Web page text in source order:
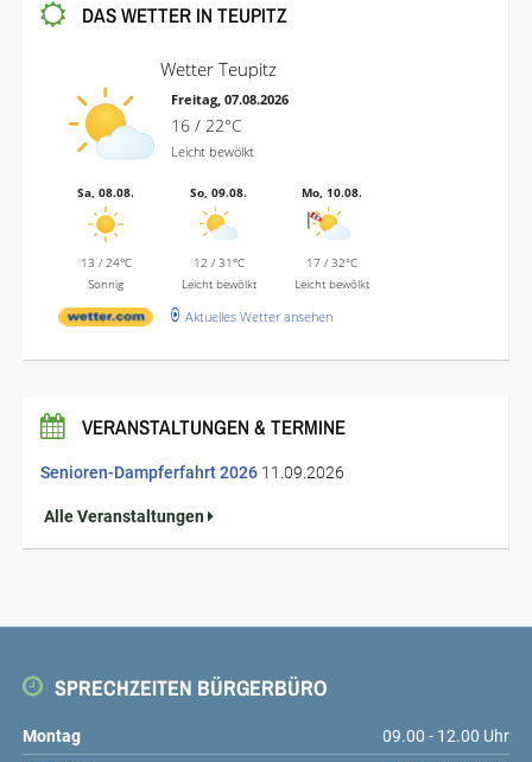
DAS WETTER IN TEUPITZ
Wetter Teupitz
Freitag, 07.08.2026
16 / 22°C
Leicht bewölkt
Sa, 08.08.
13 / 24°C
Sonnig
So, 09.08.
12 / 31°C
Leicht bewölkt
Mo, 10.08.
17 / 32°C
Leicht bewölkt
Aktuelles Wetter ansehen
VERANSTALTUNGEN & TERMINE
Senioren-Dampferfahrt 2026 11.09.2026
Alle Veranstaltungen
SPRECHZEITEN BÜRGERBÜRO
Montag
09.00 - 12.00 Uhr